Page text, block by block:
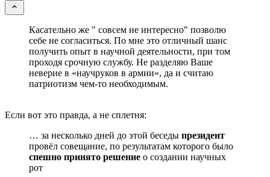
Касательно же " совсем не интересно" позволю
себе не согласиться. По мне это отличный шанс
получить опыт в научной деятельности, при том
проходя срочную службу. Не разделяю Ваше
неверие в «научруков в армии», да и считаю
патриотизм чем-то необходимым.
Если вот это правда, а не сплетня:
… за несколько дней до этой беседы президент
провёл совещание, по результатам которого было
спешно принято решение о создании научных
рот